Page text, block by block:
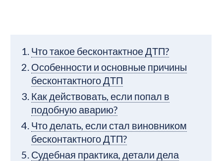
Что такое бесконтактное ДТП?
Особенности и основные причины
бесконтактного ДТП
Как действовать, если попал в
подобную аварию?
Что делать, если стал виновником
бесконтактного ДТП?
Судебная практика, детали дела